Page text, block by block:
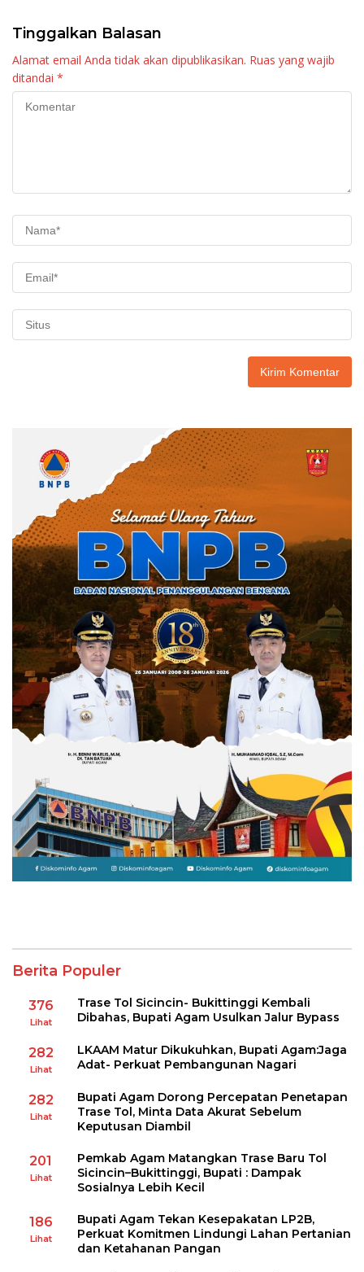
Tinggalkan Balasan
Alamat email Anda tidak akan dipublikasikan. Ruas yang wajib
ditandai *
Berita Populer
376
Lihat
Trase Tol Sicincin- Bukittinggi Kembali
Dibahas, Bupati Agam Usulkan Jalur Bypass
282
Lihat
LKAAM Matur Dikukuhkan, Bupati Agam:Jaga
Adat- Perkuat Pembangunan Nagari
282
Lihat
Bupati Agam Dorong Percepatan Penetapan
Trase Tol, Minta Data Akurat Sebelum
Keputusan Diambil
201
Lihat
Pemkab Agam Matangkan Trase Baru Tol
Sicincin–Bukittinggi, Bupati : Dampak
Sosialnya Lebih Kecil
186
Lihat
Bupati Agam Tekan Kesepakatan LP2B,
Perkuat Komitmen Lindungi Lahan Pertanian
dan Ketahanan Pangan